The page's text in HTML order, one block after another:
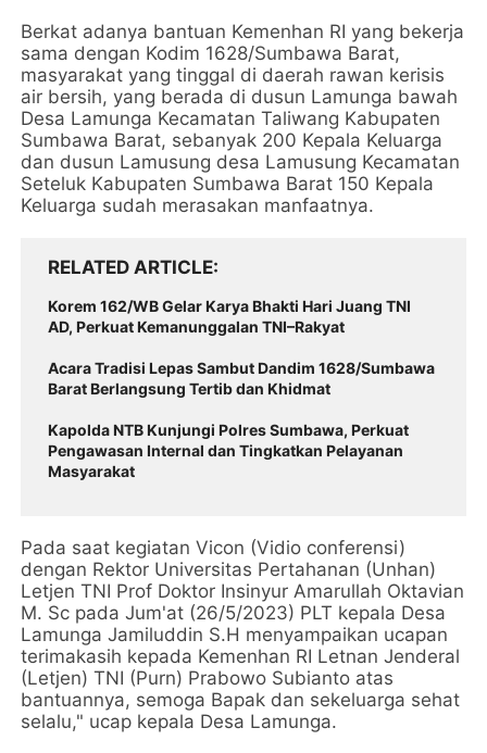
Berkat adanya bantuan Kemenhan RI yang bekerja
sama dengan Kodim 1628/Sumbawa Barat,
masyarakat yang tinggal di daerah rawan kerisis
air bersih, yang berada di dusun Lamunga bawah
Desa Lamunga Kecamatan Taliwang Kabupaten
Sumbawa Barat, sebanyak 200 Kepala Keluarga
dan dusun Lamusung desa Lamusung Kecamatan
Seteluk Kabupaten Sumbawa Barat 150 Kepala
Keluarga sudah merasakan manfaatnya.
RELATED ARTICLE
Korem 162/WB Gelar Karya Bhakti Hari Juang TNI
AD, Perkuat Kemanunggalan TNI–Rakyat
Acara Tradisi Lepas Sambut Dandim 1628/Sumbawa
Barat Berlangsung Tertib dan Khidmat
Kapolda NTB Kunjungi Polres Sumbawa, Perkuat
Pengawasan Internal dan Tingkatkan Pelayanan
Masyarakat
Pada saat kegiatan Vicon (Vidio conferensi)
dengan Rektor Universitas Pertahanan (Unhan)
Letjen TNI Prof Doktor Insinyur Amarullah Oktavian
M. Sc pada Jum'at (26/5/2023) PLT kepala Desa
Lamunga Jamiluddin S.H menyampaikan ucapan
terimakasih kepada Kemenhan RI Letnan Jenderal
(Letjen) TNI (Purn) Prabowo Subianto atas
bantuannya, semoga Bapak dan sekeluarga sehat
selalu," ucap kepala Desa Lamunga.